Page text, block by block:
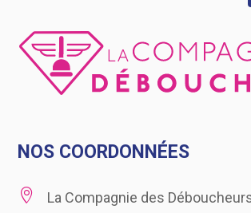
NOS COORDONNÉES
 La Compagnie des